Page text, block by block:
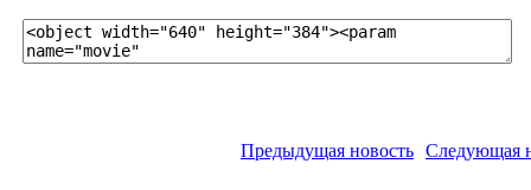
Предыдущая новость Следующая